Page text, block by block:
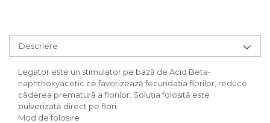
Descriere
Legator este un stimulator pe bază de Acid Beta-
naphthoxyacetic ce favorizează fecundaţia florilor, reduce
căderea prematură a florilor. Soluţia folosită este
pulverizată direct pe flori.
Mod de folosire